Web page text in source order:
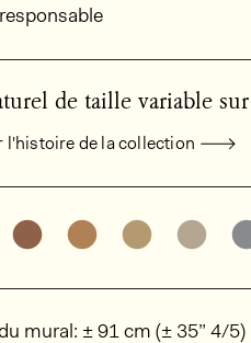
de taille variable
l'histoire de la collection
générales
Découvrir d'autres
DécouvrirDécouvrir
mural: ± 91 cm (± 35” 4/5)